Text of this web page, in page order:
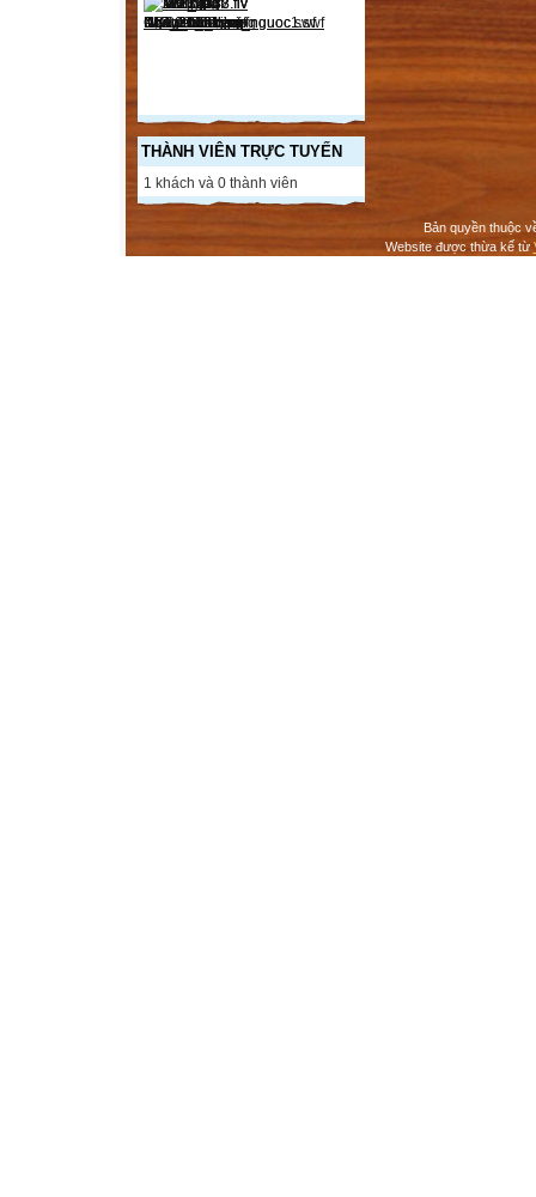
THÀNH VIÊN TRỰC TUYẾN
1 khách và 0 thành viên
Bản quyền thuộc
Website được thừa kế từ